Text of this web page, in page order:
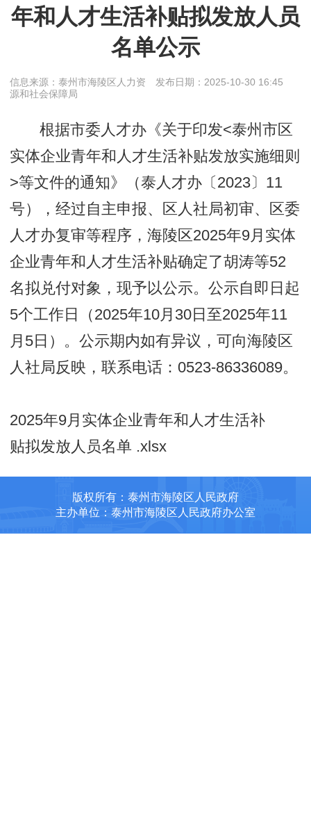
年和人才生活补贴拟发放人员
名单公示
信息来源：泰州市海陵区人力资
源和社会保障局
发布日期：2025-10-30 16:45
根据市委人才办《关于印发<泰州市区
实体企业青年和人才生活补贴发放实施细则
>等文件的通知》（泰人才办〔2023〕11
号），经过自主申报、区人社局初审、区委
人才办复审等程序，海陵区2025年9月实体
企业青年和人才生活补贴确定了胡涛等52
名拟兑付对象，现予以公示。公示自即日起
5个工作日（2025年10月30日至2025年11
月5日）。公示期内如有异议，可向海陵区
人社局反映，联系电话：0523-86336089。
2025年9月实体企业青年和人才生活补
贴拟发放人员名单 .xlsx
版权所有：泰州市海陵区人民政府
主办单位：泰州市海陵区人民政府办公室